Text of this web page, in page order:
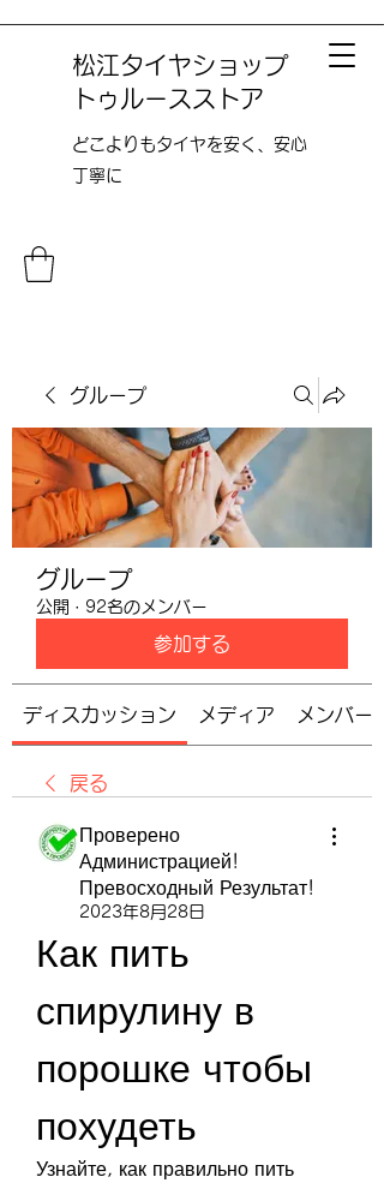
松江タイヤショップ
トゥルースストア
どこよりも​タイヤを安く、安心
丁寧に
グループ
グループ
公開 · 92名のメンバー
参加する
ディスカッション メディア メンバー
戻る
Проверено
Администрацией!
Превосходный Результат!
2023年8月28日
Как пить
спирулину в
порошке чтобы
похудеть
Узнайте, как правильно пить